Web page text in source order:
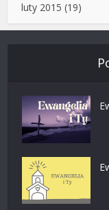
luty 2015 (19)